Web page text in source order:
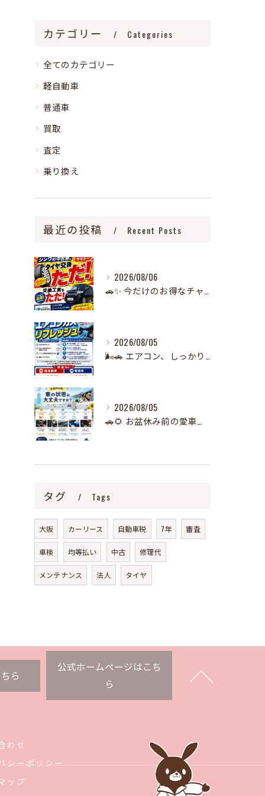
カテゴリー Categories
全てのカテゴリー
軽自動車
普通車
買取
査定
乗り換え
最近の投稿 Recent Posts
2026/08/06
🚗✨ 今だけのお得なチャンス！ ✨🚗
2026/08/05
🌬️🚗 エアコン、しっかり冷えていますか？ 🧊
2026/08/05
🚗🌻 お盆休み前の愛車チェック、できていますか？ 🌻🚗
タグ Tags
大阪 カーリース 自動車税 7年 審査
車検 均等払い 中古 修理代
メンテナンス 法人 タイヤ
ら
公式ホームページはこち
ら
わせ
シーポリシー
ップ